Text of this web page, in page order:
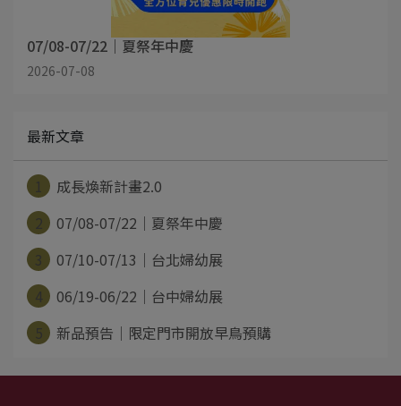
07/08-07/22｜夏祭年中慶
2026-07-08
最新文章
成長煥新計畫2.0
07/08-07/22｜夏祭年中慶
07/10-07/13｜台北婦幼展
06/19-06/22｜台中婦幼展
新品預告｜限定門市開放早鳥預購